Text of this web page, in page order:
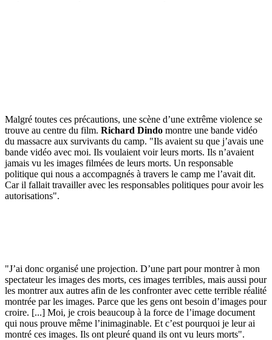
Malgré toutes ces précautions, une scène d’une extrême violence se
trouve au centre du film. Richard Dindo montre une bande vidéo
du massacre aux survivants du camp. "Ils avaient su que j’avais une
bande vidéo avec moi. Ils voulaient voir leurs morts. Ils n’avaient
jamais vu les images filmées de leurs morts. Un responsable
politique qui nous a accompagnés à travers le camp me l’avait dit.
Car il fallait travailler avec les responsables politiques pour avoir les
autorisations".
"J’ai donc organisé une projection. D’une part pour montrer à mon
spectateur les images des morts, ces images terribles, mais aussi pour
les montrer aux autres afin de les confronter avec cette terrible réalité
montrée par les images. Parce que les gens ont besoin d’images pour
croire. [...] Moi, je crois beaucoup à la force de l’image document
qui nous prouve même l’inimaginable. Et c’est pourquoi je leur ai
montré ces images. Ils ont pleuré quand ils ont vu leurs morts".